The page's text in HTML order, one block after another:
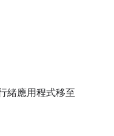
緒應用程式移至